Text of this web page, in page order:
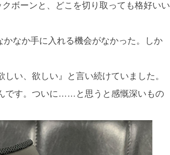
クボーンと、どこを切り取っても格好いい
かなか手に入れる機会がなかった。しか
い、欲しい』と言い続けていました。
です。ついに……と思うと感慨深いもの